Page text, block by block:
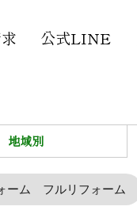
公式LINE
地域別
ーム フルリフォーム